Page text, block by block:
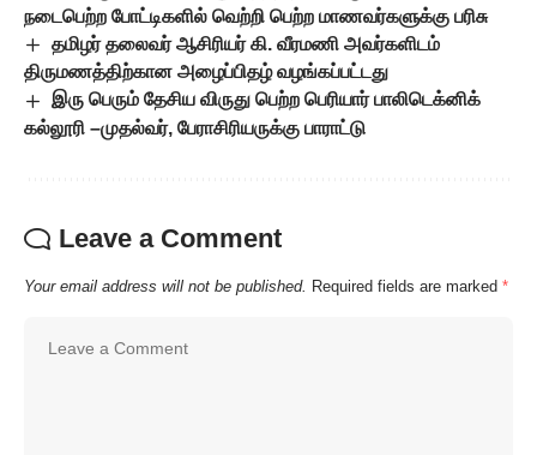
நடைபெற்ற போட்டிகளில் வெற்றி பெற்ற மாணவர்களுக்கு பரிசு
தமிழர் தலைவர் ஆசிரியர் கி. வீரமணி அவர்களிடம்
திருமணத்திற்கான அழைப்பிதழ் வழங்கப்பட்டது
இரு பெரும் தேசிய விருது பெற்ற பெரியார் பாலிடெக்னிக்
கல்லூரி –முதல்வர், பேராசிரியருக்கு பாராட்டு
Leave a Comment
Your email address will not be published. Required fields are marked *